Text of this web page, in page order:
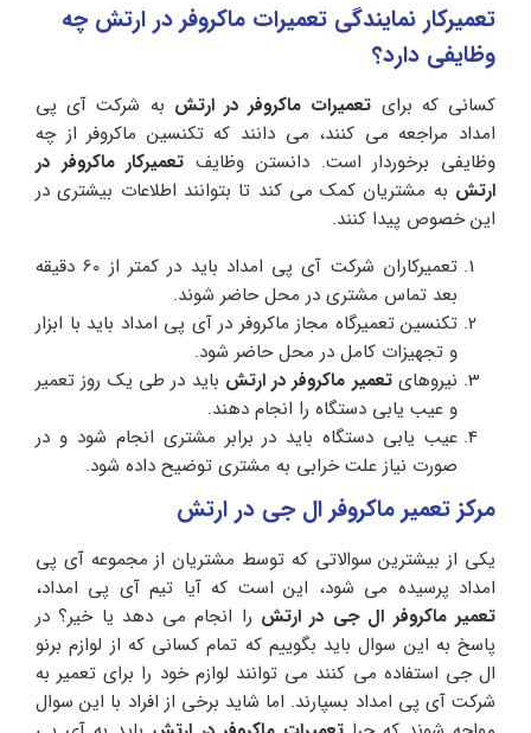
تعمیرکار نمایندگی تعمیرات ماکروفر در ارتش چه
وظایفی دارد؟
کسانی که برای تعمیرات ماکروفر در ارتش به شرکت آی پی
امداد مراجعه می کنند، می دانند که تکنسین ماکروفر از چه
وظایفی برخوردار است. دانستن وظایف تعمیرکار ماکروفر در
ارتش به مشتریان کمک می کند تا بتوانند اطلاعات بیشتری در
این خصوص پیدا کنند.
تعمیرکاران شرکت آی پی امداد باید در کمتر از 60 دقیقه
بعد تماس مشتری در محل حاضر شوند.
تکنسین تعمیرگاه مجاز ماکروفر در آی پی امداد باید با ابزار
و تجهیزات کامل در محل حاضر شود.
نیروهایتعمیر ماکروفر در ارتش باید در طی یک روز تعمیر
و عیب یابی دستگاه را انجام دهند.
عیب یابی دستگاه باید در برابر مشتری انجام شود و در
صورت نیاز علت خرابی به مشتری توضیح داده شود.
مرکز تعمیر ماکروفر ال جی در ارتش
یکی از بیشترین سوالاتی که توسط مشتریان از مجموعه آی پی
امداد پرسیده می شود، این است که آیا تیم آی پی امداد،
تعمیر ماکروفر ال جی در ارتش را انجام می دهد یا خیر؟ در
پاسخ به این سوال باید بگوییم که تمام کسانی که از لوازم برنو
ال جی استفاده می کنند می توانند لوازم خود را برای تعمیر به
شرکت آی پی امداد بسپارند. اما شاید برخی از افراد با این سوال